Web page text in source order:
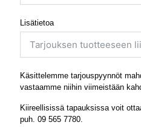
Lisätietoa
Käsittelemme tarjouspyynnöt
vastaamme niihin viimeistään
Kiireellisissä tapauksissa voit
puh. 09 565 7780